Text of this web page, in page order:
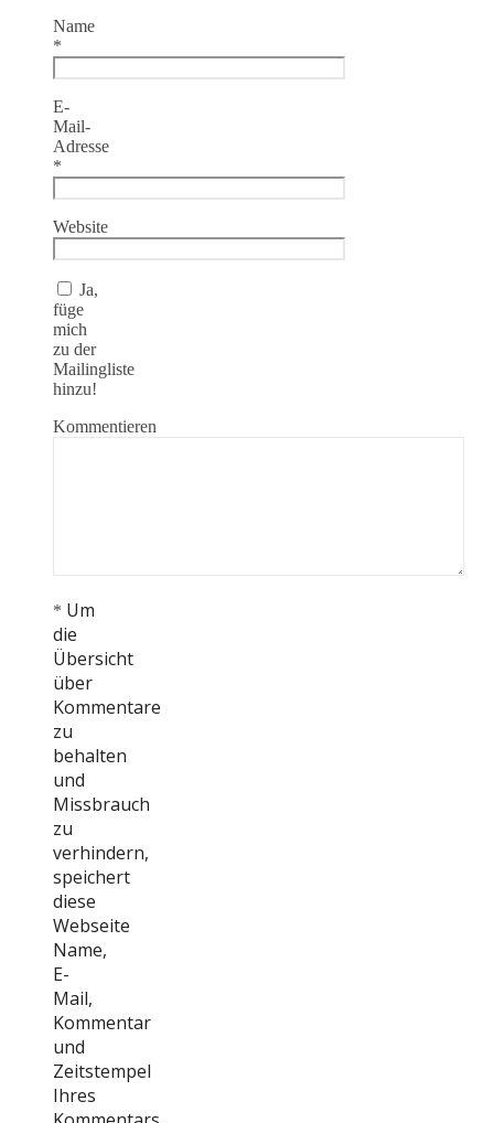
Name
*
E-
Mail-
Adresse
*
Website
Ja,
füge
mich
zu der
Mailingliste
hinzu!
Kommentieren
* Um
die
Übersicht
über
Kommentare
zu
behalten
und
Missbrauch
zu
verhindern,
speichert
diese
Webseite
Name,
E-
Mail,
Kommentar
und
Zeitstempel
Ihres